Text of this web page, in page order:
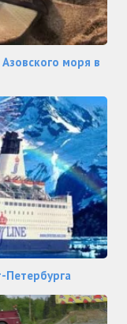
моря в
Петербурга